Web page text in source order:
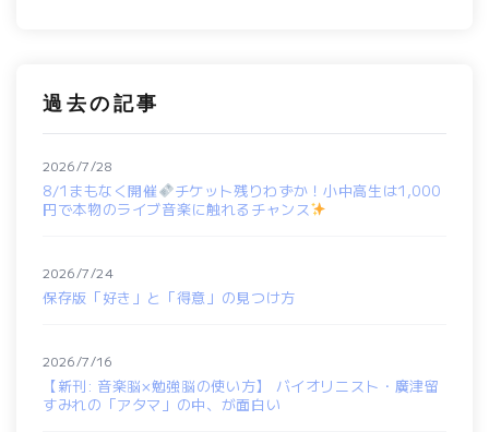
過去の記事
8/1まもなく開催
チケット残りわずか！小中高生は1,000
円で本物のライブ音楽に触れるチャンス
2026/7/28
保存版「好き」と「得意」の見つけ方
2026/7/24
【新刊: 音楽脳×勉強脳の使い方】 バイオリニスト・廣津留
すみれの「アタマ」の中、が面白い
2026/7/16